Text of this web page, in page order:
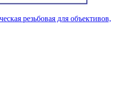
резьбовая для объективов,